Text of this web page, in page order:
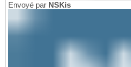
Envoyé par NSKis